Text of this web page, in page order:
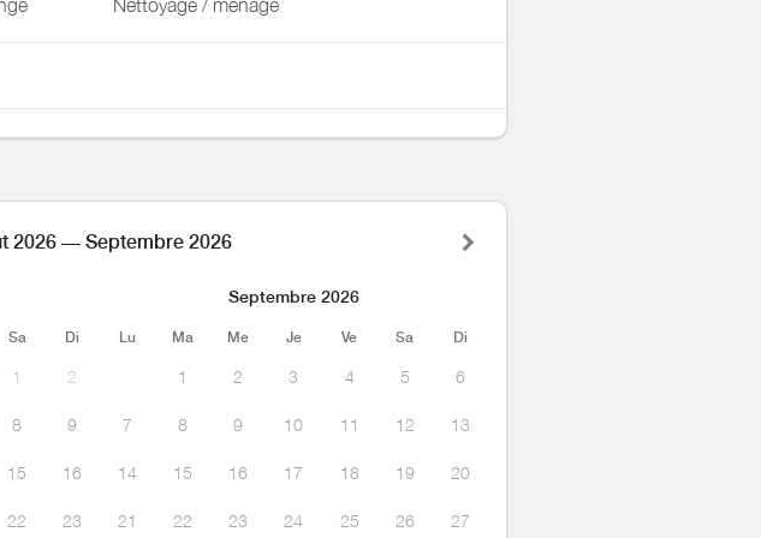
Nettoyage / ménage
2026 — Septembre 2026
Sa Di
1 2
8 9
15 16
22 23
Septembre 2026
Lu Ma Me Je Ve Sa Di
1 2 3 4 5 6
7 8 9 10 11 12 13
14 15 16 17 18 19 20
21 22 23 24 25 26 27